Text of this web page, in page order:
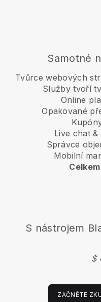
Samotné
Tvůrce webových
Služby tvoří
Online
Opakované
Live chat &
Správce
Mobilní
Celkem
S nástrojem
$
ZAČNĚTE